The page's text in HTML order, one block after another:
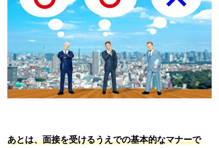
あとは、面接を受けるうえでの基本的なマナーで